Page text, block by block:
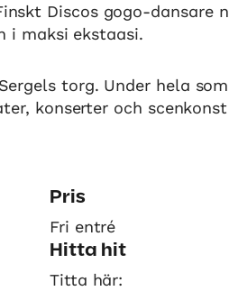
Discos gogo-dansare
i maksi ekstaasi.
torg. Under hela
konserter och
Pris
Fri entré
Hitta hit
Titta här: